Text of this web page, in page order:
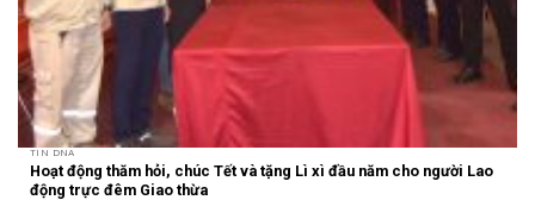
TIN DNA
Hoạt động thăm hỏi, chúc Tết và tặng Lì xì đầu năm cho người Lao
động trực đêm Giao thừa